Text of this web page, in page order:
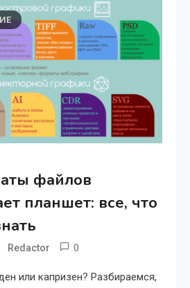
файлов
планшет: все, что
Redactor 0
или капризен? Разбираемся,